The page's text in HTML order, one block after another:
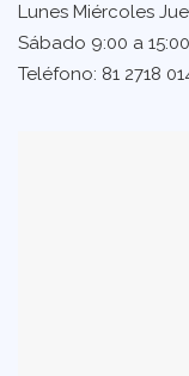
Lunes Miércoles
Sábado 9:00 a 15:00
Teléfono: 81 2718